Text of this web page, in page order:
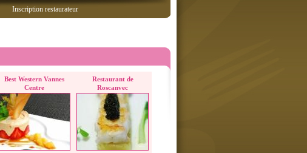
Inscription restaurateur
Best Western Vannes
Centre
Restaurant de
Roscanvec